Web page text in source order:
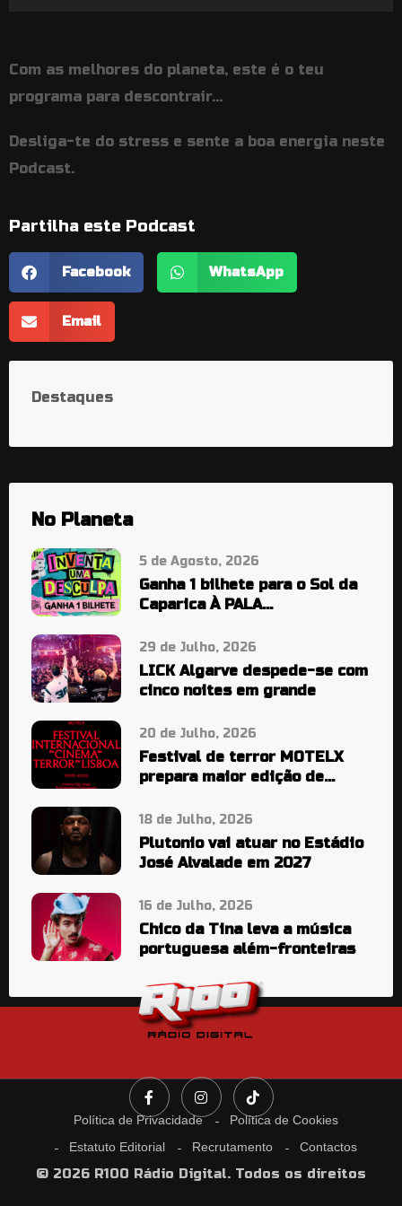
Com as melhores do planeta, este é o teu
programa para descontrair…
Desliga-te do stress e sente a boa energia neste
Podcast.
Partilha este Podcast
Facebook WhatsApp
Email
Destaques
No Planeta
5 de Agosto, 2026
Ganha 1 bilhete para o Sol da
Caparica À PALA…
29 de Julho, 2026
LICK Algarve despede-se com
cinco noites em grande
20 de Julho, 2026
Festival de terror MOTELX
prepara maior edição de
18 de Julho, 2026
Plutonio vai atuar no Estádio
José Alvalade em 2027
16 de Julho, 2026
Chico da Tina leva a música
portuguesa além-fronteiras
Política de Privacidade
Política de Cookies
Estatuto Editorial
Recrutamento Contactos
© 2026 R100 Rádio Digital. Todos os direitos